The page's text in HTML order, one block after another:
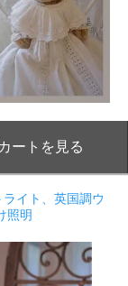
カートを見る
イト、英国調ウ
照明